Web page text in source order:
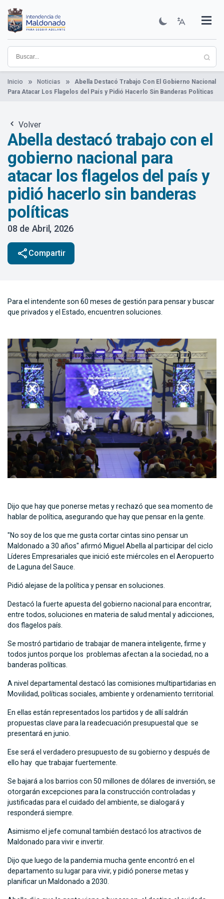
contenido
principal
Institucional
Municipios
Descubre Maldonado
Comunicación
Servicios
Guía De Trámites
Ver Noticias
Inicio Noticias
Abella Destacó Trabajo Con El Gobierno Nacional
Para Atacar Los Flagelos del País y Pidió Hacerlo Sin Banderas Políticas
Volver
Abella destacó trabajo con el
gobierno nacional para
atacar los flagelos del país y
pidió hacerlo sin banderas
políticas
08 de Abril, 2026
share Compartir
Para el intendente son 60 meses de gestión para pensar y buscar
que privados y el Estado, encuentren soluciones.
Dijo que hay que ponerse metas y rechazó que sea momento de
hablar de política, asegurando que hay que pensar en la gente.
"No soy de los que me gusta cortar cintas sino pensar un
Maldonado a 30 años" afirmó Miguel Abella al participar del ciclo
Líderes Empresariales que inició este miércoles en el Aeropuerto
de Laguna del Sauce.
Pidió alejase de la política y pensar en soluciones.
Destacó la fuerte apuesta del gobierno nacional para encontrar,
entre todos, soluciones en materia de salud mental y adicciones,
dos flagelos país.
Se mostró partidario de trabajar de manera inteligente, firme y
todos juntos porque los problemas afectan a la sociedad, no a
banderas políticas.
A nivel departamental destacó las comisiones multipartidarias en
Movilidad, políticas sociales, ambiente y ordenamiento territorial.
En ellas están representados los partidos y de allí saldrán
propuestas clave para la readecuación presupuestal que se
presentará en junio.
Ese será el verdadero presupuesto de su gobierno y después de
ello hay que trabajar fuertemente.
Se bajará a los barrios con 50 millones de dólares de inversión, se
otorgarán excepciones para la construcción controladas y
justificadas para el cuidado del ambiente, se dialogará y
responderá siempre.
Asimismo el jefe comunal también destacó los atractivos de
Maldonado para vivir e invertir.
Dijo que luego de la pandemia mucha gente encontró en el
departamento su lugar para vivir, y pidió ponerse metas y
planificar un Maldonado a 2030.